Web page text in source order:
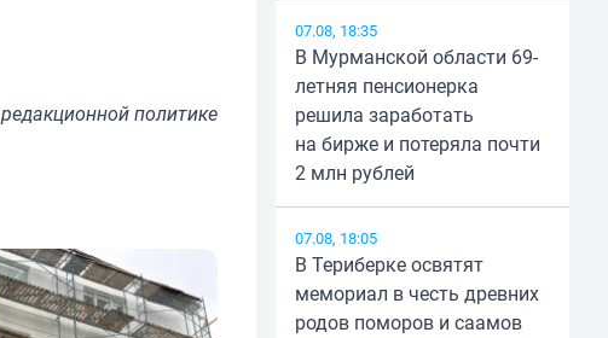
редакционной политике
07.08, 18:35
В Мурманской области 69-
летняя пенсионерка
решила заработать
на бирже и потеряла почти
2 млн рублей
07.08, 18:05
В Териберке освятят
мемориал в честь древних
родов поморов и саамов